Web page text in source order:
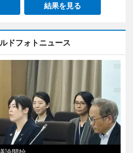
結果を見る
ドフォトニュース